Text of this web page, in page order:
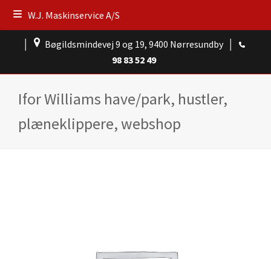
W.J. Maskinservice A/S
Bøgildsmindevej 9 og 19, 9400 Nørresundby
98 83 52 49
Ifor Williams have/park, hustler,
plæneklippere, webshop